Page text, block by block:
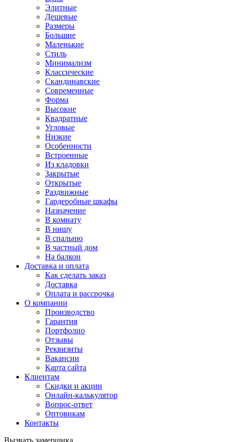
Элитные
Дешевые
Размеры
Большие
Маленькие
Стиль
Минимализм
Классические
Скандинавские
Современные
Форма
Высокие
Квадратные
Угловые
Низкие
Особенности
Встроенные
Из кладовки
Закрытые
Открытые
Раздвижные
Гардеробные шкафы
Назначение
В комнату
В нишу
В спальню
В частный дом
На балкон
Доставка и оплата
Как сделать заказ
Доставка
Оплата и рассрочка
О компании
Производство
Гарантия
Портфолио
Отзывы
Реквизиты
Вакансии
Карта сайта
Клиентам
Скидки и акции
Онлайн-калькулятор
Вопрос-ответ
Оптовикам
Контакты
Вызвать замерщика